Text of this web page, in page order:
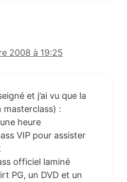
2008 à 19:25
et j’ai vu que la
masterclass) :
heure
VIP pour assister
officiel laminé
PG, un DVD et un